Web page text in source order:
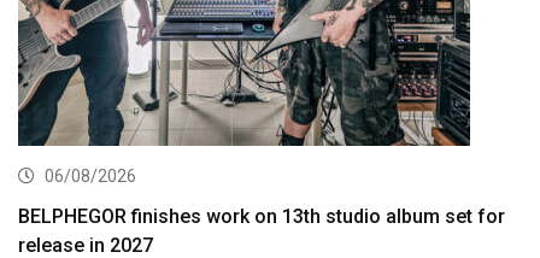
06/08/2026
BELPHEGOR finishes work on 13th studio album set for
release in 2027